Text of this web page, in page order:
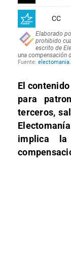
El
para
terceros,
implica la